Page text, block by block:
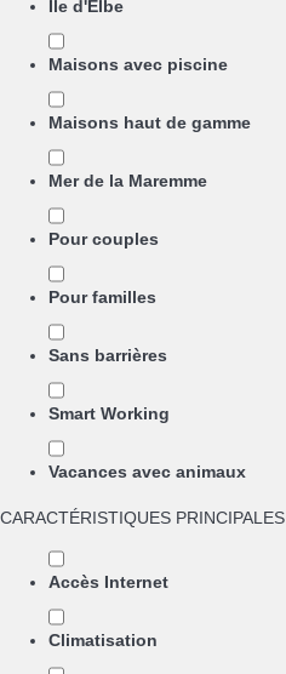
Île d'Elbe
Maisons avec piscine
Maisons haut de gamme
Mer de la Maremme
Pour couples
Pour familles
Sans barrières
Smart Working
Vacances avec animaux
CARACTÉRISTIQUES PRINCIPALES
Accès Internet
Climatisation